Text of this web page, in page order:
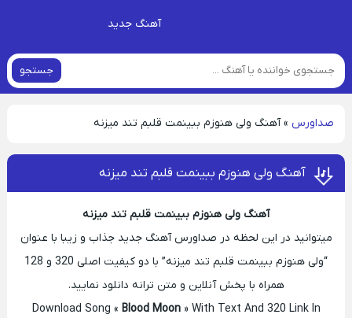
آهنگ جدید
جستجو
صداورس »آهنگ ولی هنوزم ببینمت قلبم تند میزنه
آهنگ ولی هنوزم ببینمت قلبم تند میزنه
آهنگ ولی هنوزم ببینمت قلبم تند میزنه
میتوانید در این لحظه در صداورس آهنگ جدید جذاب و زیبا با عنوان
“ولی هنوزم ببینمت قلبم تند میزنه” با دو کیفیت اصلی 320 و 128
همراه با پخش آنلاین و متن ترانه دانلود نمایید.
Download Song « Blood Moon» With Text And 320 Link In